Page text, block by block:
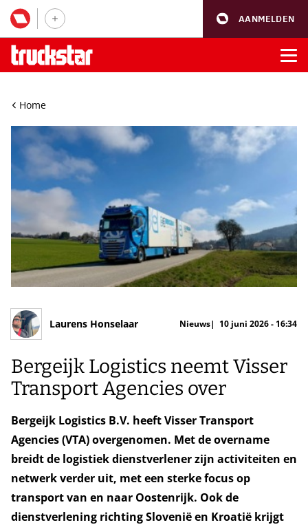
AANMELDEN
Home
Laurens Honselaar Nieuws 10 juni 2026 - 16:34
Bergeijk Logistics neemt Visser
Transport Agencies over
Bergeijk Logistics B.V. heeft Visser Transport
Agencies (VTA) overgenomen. Met de overname
breidt de logistiek dienstverlener zijn activiteiten en
netwerk verder uit, met een sterke focus op
transport van en naar Oostenrijk. Ook de
dienstverlening richting Slovenië en Kroatië krijgt